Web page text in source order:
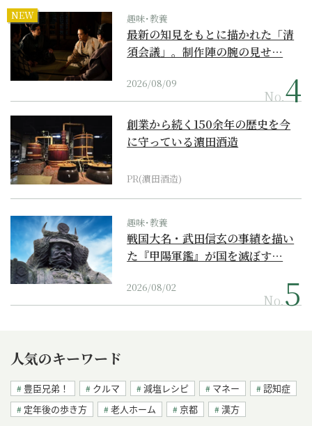
NEW 趣味･教養
最新の知見をもとに描かれた「清
須会議」。制作陣の腕の見せ…
2026/08/09
No.
創業から続く150余年の歴史を今
に守っている濵田酒造
PR(濵田酒造)
趣味･教養
戦国大名・武田信玄の事績を描い
た『甲陽軍鑑』が国を滅ぼす…
2026/08/02
No.
人気のキーワード
豊臣兄弟！ クルマ 減塩レシピ マネー
認知症
定年後の歩き方
老人ホーム 京都 漢方